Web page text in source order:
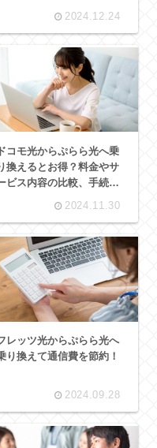
2024.12.24
ドコモ光からぷらら光へ乗
換えるとお得？料金やサ
ビス内容の比較、手続き
2024.11.30
レッツ光からぷらら光へ
り換えて通信費を節約！
2024.09.28